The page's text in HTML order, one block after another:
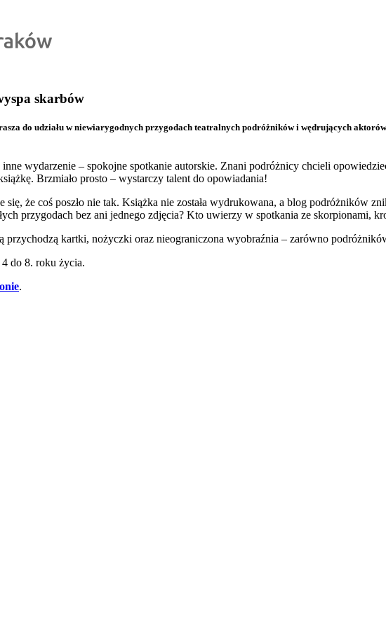
skarbów
do udziału w niewiarygodnych przygodach teatralnych podróżników i wędrujących
inne wydarzenie – spokojne spotkanie autorskie. Znani podróżnicy chcieli
Brzmiało prosto – wystarczy talent do opowiadania!
się, że coś poszło nie tak. Książka nie została wydrukowana, a blog podróżników
przygodach bez ani jednego zdjęcia? Kto uwierzy w spotkania ze skorpionami,
przychodzą kartki, nożyczki oraz nieograniczona wyobraźnia – zarówno
do 8. roku życia.
.